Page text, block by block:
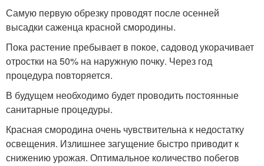
Самую первую обрезку проводят после осенней
высадки саженца красной смородины.
Пока растение пребывает в покое, садовод укорачивает
отростки на 50% на наружную почку. Через год
процедура повторяется.
В будущем необходимо будет проводить постоянные
санитарные процедуры.
Красная смородина очень чувствительна к недостатку
освещения. Излишнее загущение быстро приводит к
снижению урожая. Оптимальное количество побегов